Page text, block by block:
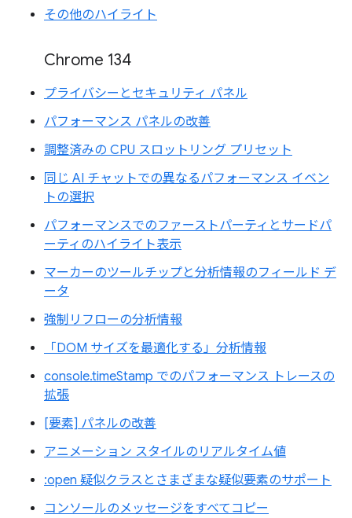
その他のハイライト
Chrome 134
プライバシーとセキュリティ パネル
パフォーマンス パネルの改善
調整済みの CPU スロットリング プリセット
同じ AI チャットでの異なるパフォーマンス イベン
トの選択
パフォーマンスでのファーストパーティとサードパ
ーティのハイライト表示
マーカーのツールチップと分析情報のフィールド デ
ータ
強制リフローの分析情報
「DOM サイズを最適化する」分析情報
console.timeStamp でのパフォーマンス トレースの
拡張
[要素] パネルの改善
アニメーション スタイルのリアルタイム値
:open 疑似クラスとさまざまな疑似要素のサポート
コンソールのメッセージをすべてコピー